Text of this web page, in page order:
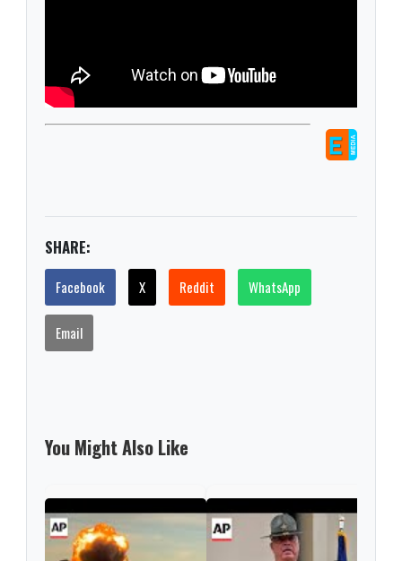
SHARE:
Facebook X Reddit WhatsApp
Email
You Might Also Like